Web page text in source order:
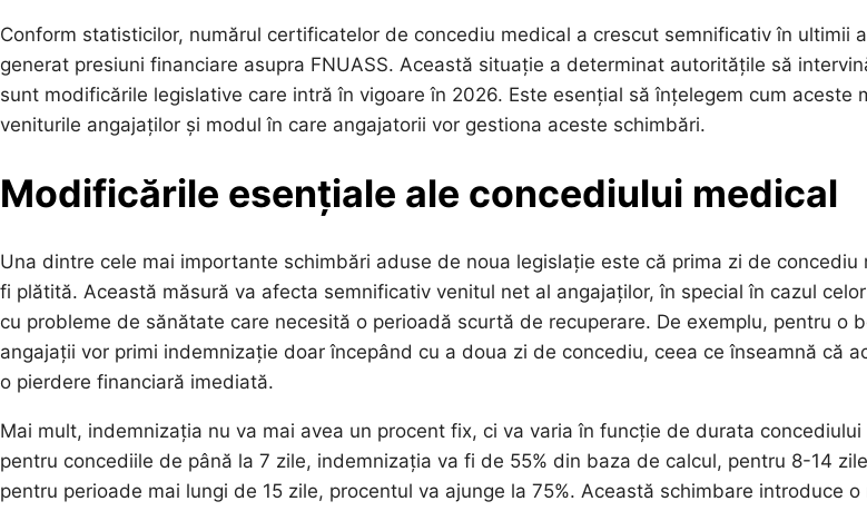
Conform statisticilor, numărul certificatelor de concediu medical a crescut semnificativ în ultimii
generat presiuni financiare asupra FNUASS. Această situație a determinat autoritățile să
sunt modificările legislative care intră în vigoare în 2026. Este esențial să înțelegem cum aceste
veniturile angajaților și modul în care angajatorii vor gestiona aceste schimbări.
Modificările esențiale ale concediului medical
Una dintre cele mai importante schimbări aduse de noua legislație este că prima zi de concediu
fi plătită. Această măsură va afecta semnificativ venitul net al angajaților, în special în cazul
cu probleme de sănătate care necesită o perioadă scurtă de recuperare. De exemplu, pentru o
angajații vor primi indemnizație doar începând cu a doua zi de concediu, ceea ce înseamnă că
o pierdere financiară imediată.
Mai mult, indemnizația nu va mai avea un procent fix, ci va varia în funcție de durata
pentru concediile de până la 7 zile, indemnizația va fi de 55% din baza de calcul, pentru 8-14
pentru perioade mai lungi de 15 zile, procentul va ajunge la 75%. Această schimbare introduce o